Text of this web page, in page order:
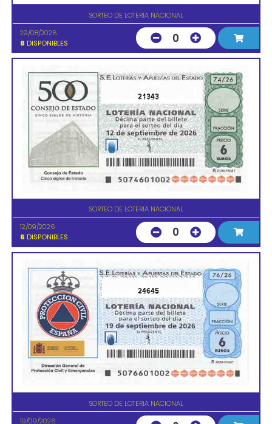
SORTEO DE LOTERIA NACIONAL
29/08/2026
8 DISPONIBLES 0
21343
SORTEO DE LOTERIA NACIONAL
12/09/2026
6 DISPONIBLES 0
24645
SORTEO DE LOTERIA NACIONAL
19/09/2026